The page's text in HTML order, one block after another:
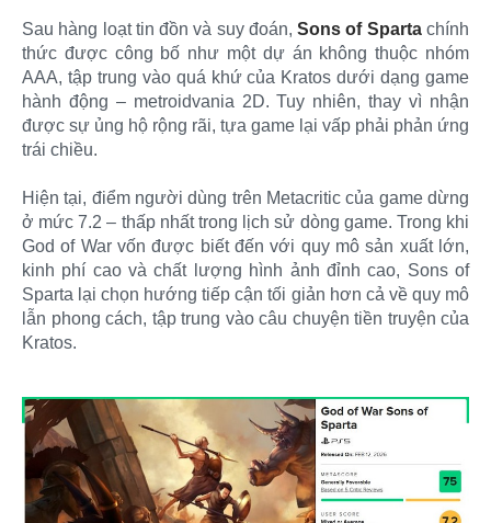
Sau hàng loạt tin đồn và suy đoán,Sons of Spartachính
thức được công bố như một dự án không thuộc nhóm
AAA, tập trung vào quá khứ của Kratos dưới dạng game
hành động – metroidvania 2D. Tuy nhiên, thay vì nhận
được sự ủng hộ rộng rãi, tựa game lại vấp phải phản ứng
trái chiều.
Hiện tại, điểm người dùng trên Metacritic của game dừng
ở mức 7.2 – thấp nhất trong lịch sử dòng game. Trong khi
God of War vốn được biết đến với quy mô sản xuất lớn,
kinh phí cao và chất lượng hình ảnh đỉnh cao, Sons of
Sparta lại chọn hướng tiếp cận tối giản hơn cả về quy mô
lẫn phong cách, tập trung vào câu chuyện tiền truyện của
Kratos.